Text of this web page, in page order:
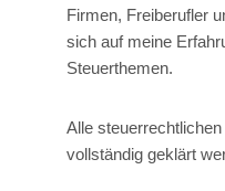
Firmen, Freiberufler
sich auf meine
Steuerthemen.
Alle
vollständig geklärt